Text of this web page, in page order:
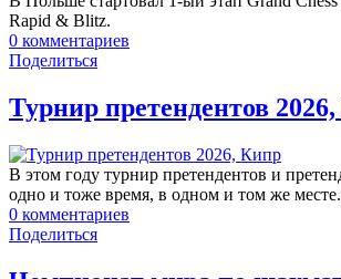
Rapid & Blitz.
0 комментариев
Поделиться
Турнир претендентов
В этом году турнир претендентов и
одно и тоже время, в одном и том же месте.
0 комментариев
Поделиться